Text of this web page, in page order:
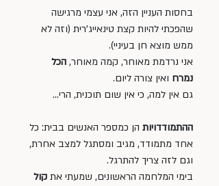
בחסות העניין הזה, אני עצמי מרגישה
שהפכתי להיות קצת טינאייג'רית (וזה לא
ממש מוצא חן בעיניי).
אני נרדמת מאוחר, קמה מאוחר, הכל
נמרח ואין צורה ליום.
גם אין למה, כי אין שום תוכנית, הרי...
ההתמודדויות הן כמספר האנשים בבית: כל
אחד מתמודד, מגיב ומסתגל למצב אחרת,
וגם לזה צריך להתרגל.
בימי המלחמה הראשונים, שמעתי את קול